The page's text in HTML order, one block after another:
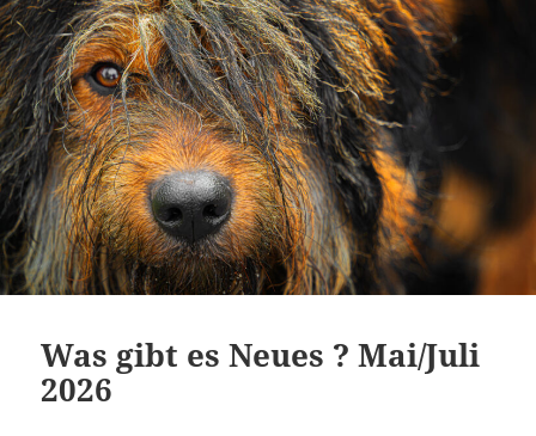
Was gibt es Neues ? Mai/Juli
2026